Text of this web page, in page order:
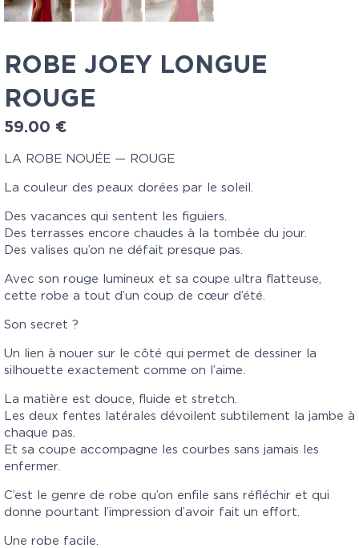
ROBE JOEY LONGUE
ROUGE
59.00 €
LA ROBE NOUÉE — ROUGE
La couleur des peaux dorées par le soleil.
Des vacances qui sentent les figuiers.
Des terrasses encore chaudes à la tombée du jour.
Des valises qu’on ne défait presque pas.
Avec son rouge lumineux et sa coupe ultra flatteuse,
cette robe a tout d’un coup de cœur d’été.
Son secret ?
Un lien à nouer sur le côté qui permet de dessiner la
silhouette exactement comme on l’aime.
La matière est douce, fluide et stretch.
Les deux fentes latérales dévoilent subtilement la jambe à
chaque pas.
Et sa coupe accompagne les courbes sans jamais les
enfermer.
C’est le genre de robe qu’on enfile sans réfléchir et qui
donne pourtant l’impression d’avoir fait un effort.
Une robe facile.